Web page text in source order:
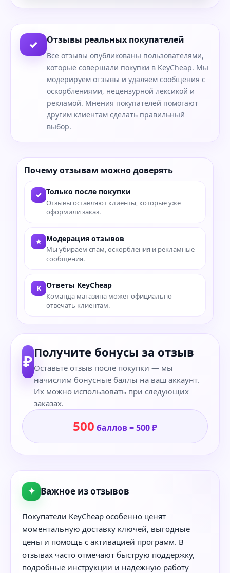
✓ Отзывы реальных покупателей
Все отзывы опубликованы пользователями,
которые совершали покупки в KeyCheap. Мы
модерируем отзывы и удаляем сообщения с
оскорблениями, нецензурной лексикой и
рекламой. Мнения покупателей помогают
другим клиентам сделать правильный
выбор.
Почему отзывам можно доверять
✓ Только после покупки
Отзывы оставляют клиенты, которые уже
оформили заказ.
★ Модерация отзывов
Мы убираем спам, оскорбления и рекламные
сообщения.
K Ответы KeyCheap
Команда магазина может официально
отвечать клиентам.
₽Получите бонусы за отзыв
Оставьте отзыв после покупки — мы
начислим бонусные баллы на ваш аккаунт.
Их можно использовать при следующих
заказах.
500 баллов = 500 ₽
✦ Важное из отзывов
Покупатели KeyCheap особенно ценят
моментальную доставку ключей, выгодные
цены и помощь с активацией программ. В
отзывах часто отмечают быструю поддержку,
подробные инструкции и надежную работу